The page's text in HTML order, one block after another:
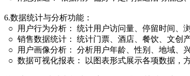
6.数据统计与分析功能：
○ 用户行为分析： 统计用户访问量、停留时间、
○ 销售数据统计： 统计门票、酒店、餐饮、文创
○ 用户画像分析： 分析用户年龄、性别、地域、
○ 数据可视化报表： 以图表形式展示各项数据，